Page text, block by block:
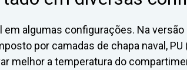
em algumas configurações. Na
por camadas de chapa naval, PU
melhor a temperatura do